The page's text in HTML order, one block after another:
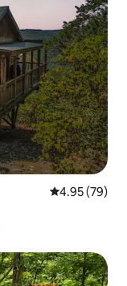
Calificación
4.95 (79)